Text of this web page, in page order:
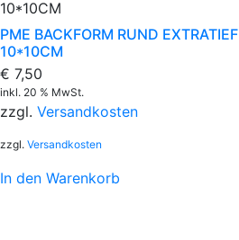
PME BACKFORM RUND EXTRATIEF
10*10CM
€ 7,50
inkl. 20 % MwSt.
zzgl. Versandkosten
zzgl. Versandkosten
In den Warenkorb